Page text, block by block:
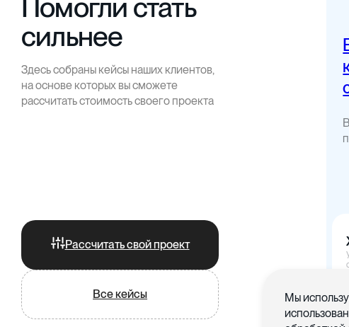
Помогли стать
сильнее
Здесь собраны кейсы наших клиентов,
на основе которых вы сможете
рассчитать стоимость своего проекта
Рассчитать свой проект
Все кейсы
Мы